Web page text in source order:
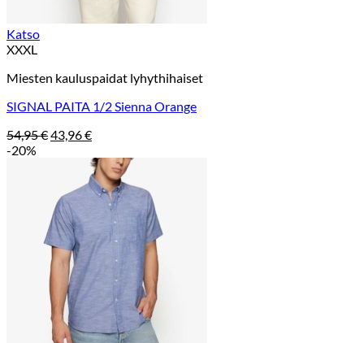
Katso
XXXL
Miesten kauluspaidat lyhythihaiset
SIGNAL PAITA 1/2 Sienna Orange
54,95€Alkuperäinen
54,95 €.
43,96€Nykyinen
on:
43,96 €.
-20%